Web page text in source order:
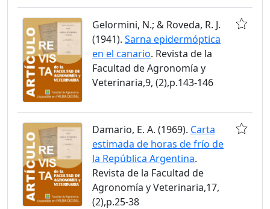
Gelormini, N.; & Roveda, R. J.
(1941). Sarna epidermóptica
en el canario. Revista de la
Facultad de Agronomía y
Veterinaria,9, (2),p.143-146
Damario, E. A. (1969). Carta
estimada de horas de frío de
la República Argentina.
Revista de la Facultad de
Agronomía y Veterinaria,17,
(2),p.25-38